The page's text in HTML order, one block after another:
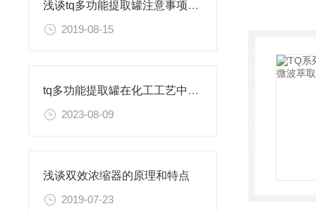
浅谈tq多功能提取罐注意事项及特点
2019-08-15
tq多功能提取罐在化工工艺中的作用是什么？
2023-08-09
浅谈双效浓缩器的原理和特点
2019-07-23